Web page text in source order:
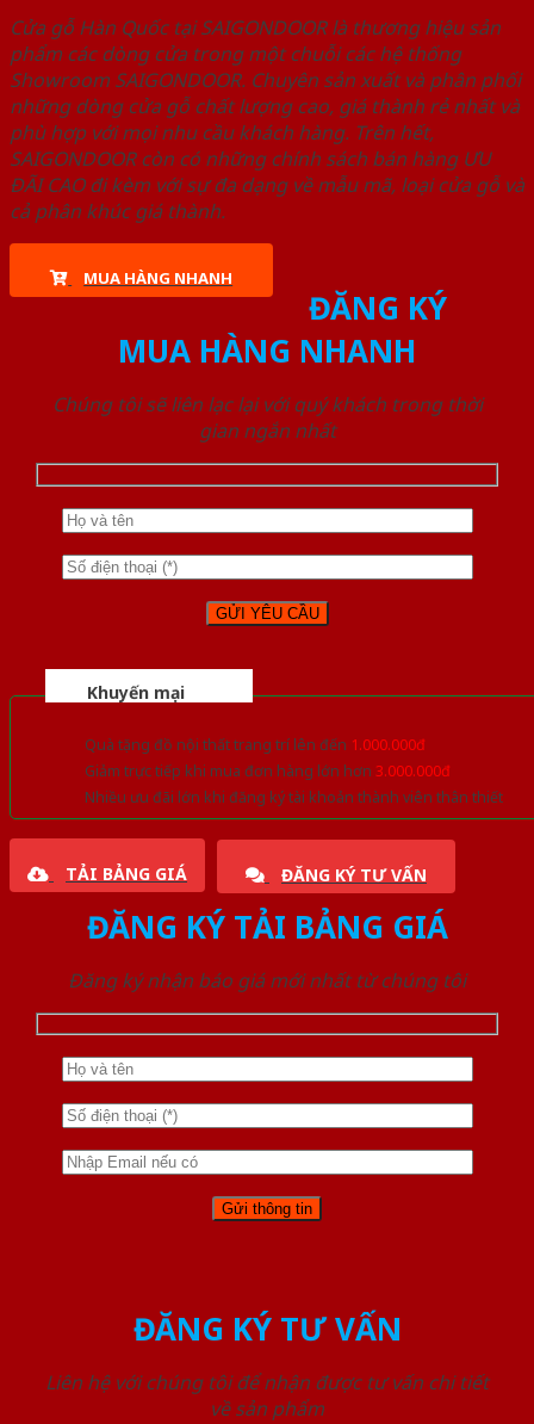
Cửa gỗ Hàn Quốc tại SAIGONDOOR là thương hiệu sản
phẩm các dòng cửa trong một chuỗi các hệ thống
Showroom SAIGONDOOR. Chuyên sản xuất và phân phối
những dòng cửa gỗ chất lượng cao, giá thành rẻ nhất và
phù hợp với mọi nhu cầu khách hàng. Trên hết,
SAIGONDOOR còn có những chính sách bán hàng ƯU
ĐÃI CAO đi kèm với sự đa dạng về mẫu mã, loại cửa gỗ và
cả phân khúc giá thành.
MUA HÀNG NHANH
ĐĂNG KÝ
MUA HÀNG NHANH
Chúng tôi sẽ liên lạc lại với quý khách trong thời
gian ngắn nhất
Khuyến mại
Quà tặng đồ nội thất trang trí lên đến 1.000.000đ
Giảm trực tiếp khi mua đơn hàng lớn hơn 3.000.000đ
Nhiều ưu đãi lớn khi đăng ký tài khoản thành viên thân thiết
TẢI BẢNG GIÁ ĐĂNG KÝ TƯ VẤN
ĐĂNG KÝ TẢI BẢNG GIÁ
Đăng ký nhận báo giá mới nhất từ chúng tôi
ĐĂNG KÝ TƯ VẤN
Liên hệ với chúng tôi để nhận được tư vấn chi tiết
về sản phẩm